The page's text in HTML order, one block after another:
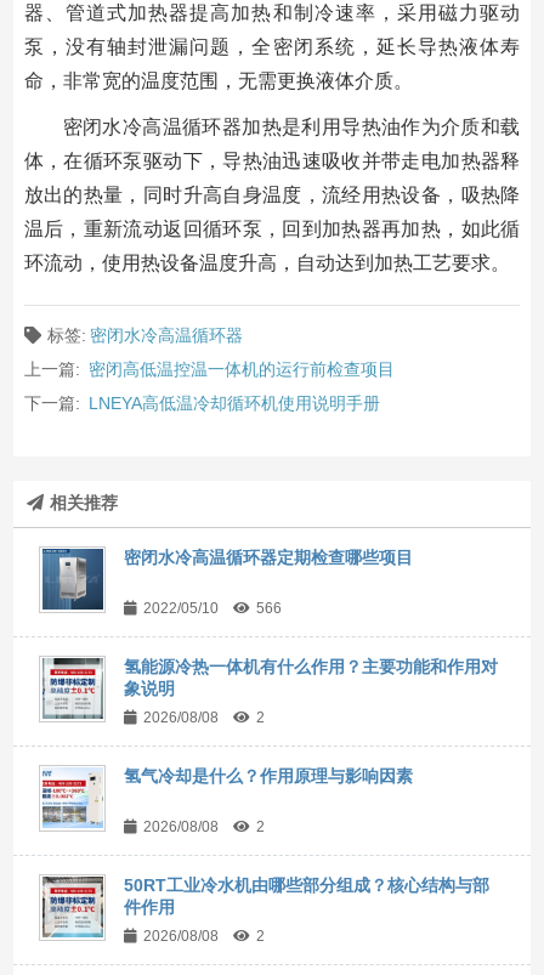
器、管道式加热器提高加热和制冷速率，采用磁力驱动
泵，没有轴封泄漏问题，全密闭系统，延长导热液体寿
命，非常宽的温度范围，无需更换液体介质。
密闭水冷高温循环器加热是利用导热油作为介质和载
体，在循环泵驱动下，导热油迅速吸收并带走电加热器释
放出的热量，同时升高自身温度，流经用热设备，吸热降
温后，重新流动返回循环泵，回到加热器再加热，如此循
环流动，使用热设备温度升高，自动达到加热工艺要求。
标签: 密闭水冷高温循环器
上一篇: 密闭高低温控温一体机的运行前检查项目
下一篇: LNEYA高低温冷却循环机使用说明手册
相关推荐
密闭水冷高温循环器定期检查哪些项目
2022/05/10 566
氢能源冷热一体机有什么作用？主要功能和作用对
象说明
2026/08/08 2
氢气冷却是什么？作用原理与影响因素
2026/08/08 2
50RT工业冷水机由哪些部分组成？核心结构与部
件作用
2026/08/08 2